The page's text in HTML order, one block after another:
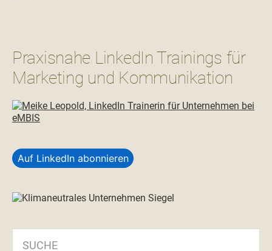
Praxisnahe LinkedIn Trainings für
Marketing und Kommunikation
Auf LinkedIn abonnieren